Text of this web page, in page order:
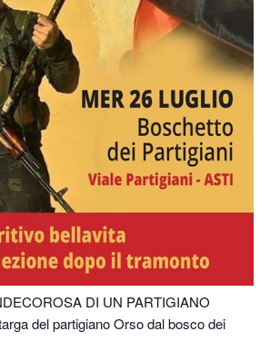
DI UN PARTIGIANO
del partigiano Orso dal bosco dei